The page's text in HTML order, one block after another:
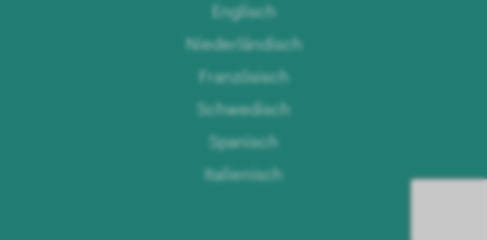
Englisch
Niederländisch
Französisch
Schwedisch
Spanisch
Italienisch